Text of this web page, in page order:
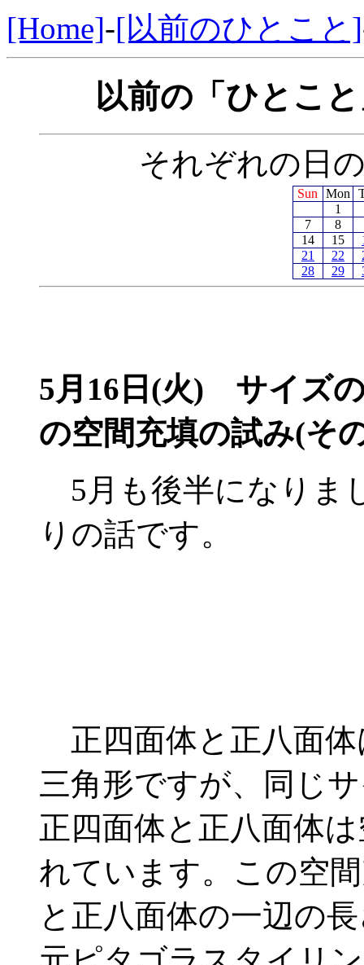
[Home]-[以前のひとこと]
以前の「ひとこ
それぞれの日
Sun Mon
1
7
8
14
15
21
22
28
29
5月16日(火) サイズの
の空間充填の試み(そ
5月も後半になりま
りの話です。
正四面体と正八面
三角形ですが、同じ
正四面体と正八面体
れています。この空
と正八面体の一辺の